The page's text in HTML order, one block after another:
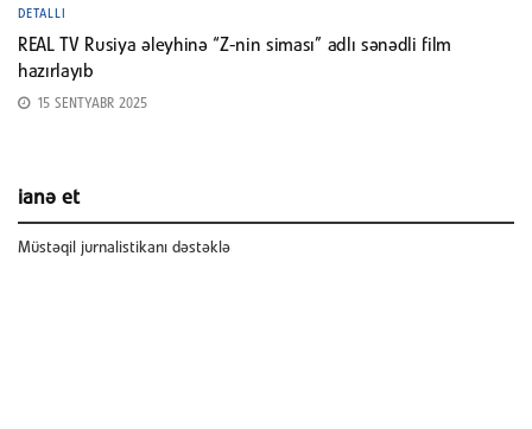
DETALLI
REAL TV Rusiya əleyhinə “Z-nin siması” adlı sənədli film
hazırlayıb
15 SENTYABR 2025
ianə et
Müstəqil jurnalistikanı dəstəklə